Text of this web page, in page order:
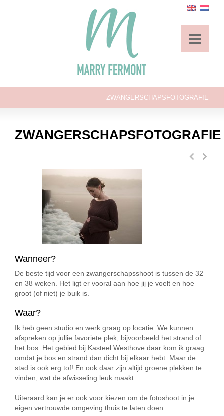
ZWANGERSCHAPSFOTOGRAFIE
ZWANGERSCHAPSFOTOGRAFIE
Wanneer?
De beste tijd voor een zwangerschapsshoot is tussen de 32
en 38 weken. Het ligt er vooral aan hoe jij je voelt en hoe
groot (of niet) je buik is.
Waar?
Ik heb geen studio en werk graag op locatie. We kunnen
afspreken op jullie favoriete plek, bijvoorbeeld het strand of
het bos. Het gebied bij Kasteel Westhove daar kom ik graag
omdat je bos en strand dan dicht bij elkaar hebt. Maar de
stad is ook erg tof! En ook daar zijn altijd groene plekken te
vinden, wat de afwisseling leuk maakt.
Uiteraard kan je er ook voor kiezen om de fotoshoot in je
eigen vertrouwde omgeving thuis te laten doen.